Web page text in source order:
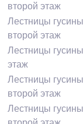
второй этаж
Лестницы
второй этаж
Лестницы
этаж
Лестницы
второй этаж
Лестницы